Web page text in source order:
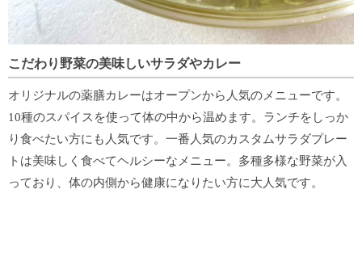
こだわり野菜の美味しいサラダやカレー
オリジナルの薬膳カレーはオープンから人気のメニューです。
10種のスパイスを使って体の中から温めます。 ランチをしっか
り食べたい方にも人気です。 一番人気のカスタムサラダプレー
トは美味しく食べてヘルシーなメニュー。 多種多様な野菜が入
っており、体の内側から健康になりたい方に大人気です。